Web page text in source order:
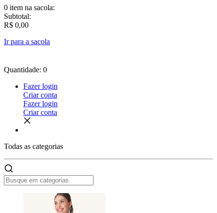
0 item na sacola:
Subtotal:
R$ 0,00
Ir para a sacola
Quantidade: 0
Fazer login
Criar conta
Fazer login
Criar conta
Todas as categorias